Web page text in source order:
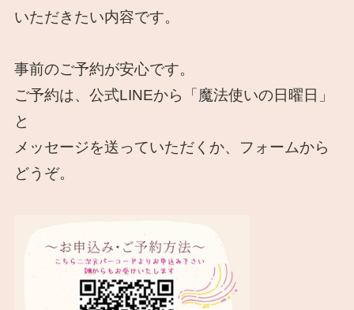
いただきたい内容です。
事前のご予約が安心です。
ご予約は、公式LINEから「魔法使いの日曜日」
と
メッセージを送っていただくか、フォームから
どうぞ。